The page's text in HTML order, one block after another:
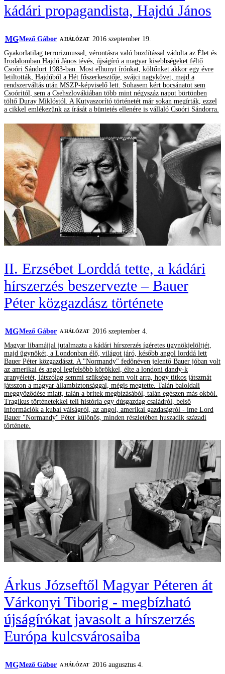
kádári propagandista, Hajdú János
MGMező Gábor A HÁLÓZAT
2016 szeptember 19.
Gyakorlatilag terrorizmussal, vérontásra való buzdítással vádolta az Élet és
Irodalomban Hajdú János tévés, újságíró a magyar kisebbségeket féltő
Csoóri Sándort 1983-ban. Most elhunyt írónkat, költőnket akkor egy évre
letiltották, Hajdúból a Hét főszerkesztője, svájci nagykövet, majd a
rendszerváltás után MSZP-képviselő lett. Sohasem kért bocsánatot sem
Csoóritól, sem a Csehszlovákiában több mint négyszáz napot börtönben
töltő Duray Miklóstól. A Kutyaszorító történetét már sokan megírták, ezzel
a cikkel emlékezünk az írását a büntetés ellenére is vállaló Csoóri Sándorra.
II. Erzsébet Lorddá tette, a kádári
hírszerzés beszervezte – Bauer
Péter közgazdász története
MGMező Gábor A HÁLÓZAT
2016 szeptember 4.
Magyar libamájjal jutalmazta a kádári hírszerzés ígéretes ügynökjelöltjét,
majd ügynökét, a Londonban élő, világot járó, később angol lorddá lett
Bauer Péter közgazdászt. A "Normandy" fedőnéven jelentő Bauer jóban volt
az amerikai és angol legfelsőbb körökkel, élte a londoni dandy-k
aranyéletét, látszólag semmi szüksége nem volt arra, hogy titkos játszmát
játsszon a magyar állambiztonsággal, mégis megtette. Talán baloldali
meggyőződése miatt, talán a britek megbízásából, talán egészen más okból.
Tragikus történetekkel teli história egy dúsgazdag családról, belső
információk a kubai válságról, az angol, amerikai gazdaságról - íme Lord
Bauer "Normandy" Péter különös, minden részletében huszadik századi
története.
Árkus Józseftől Magyar Péteren át
Várkonyi Tiborig - megbízható
újságírókat javasolt a hírszerzés
Európa kulcsvárosaiba
MGMező Gábor A HÁLÓZAT
2016 augusztus 4.